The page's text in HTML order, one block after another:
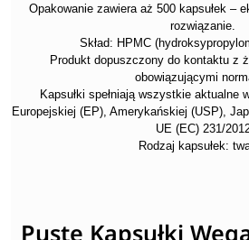
Opakowanie zawiera aż 500 kapsułek –
rozwiązanie.
Skład: HPMC
Produkt dopuszczony do kontaktu z
obowiązującymi
Kapsułki spełniają wszystkie aktualne
Europejskiej (EP), Amerykańskiej (USP),
UE (EC) 231/
Rodzaj kapsułek:
Puste Kapsułki